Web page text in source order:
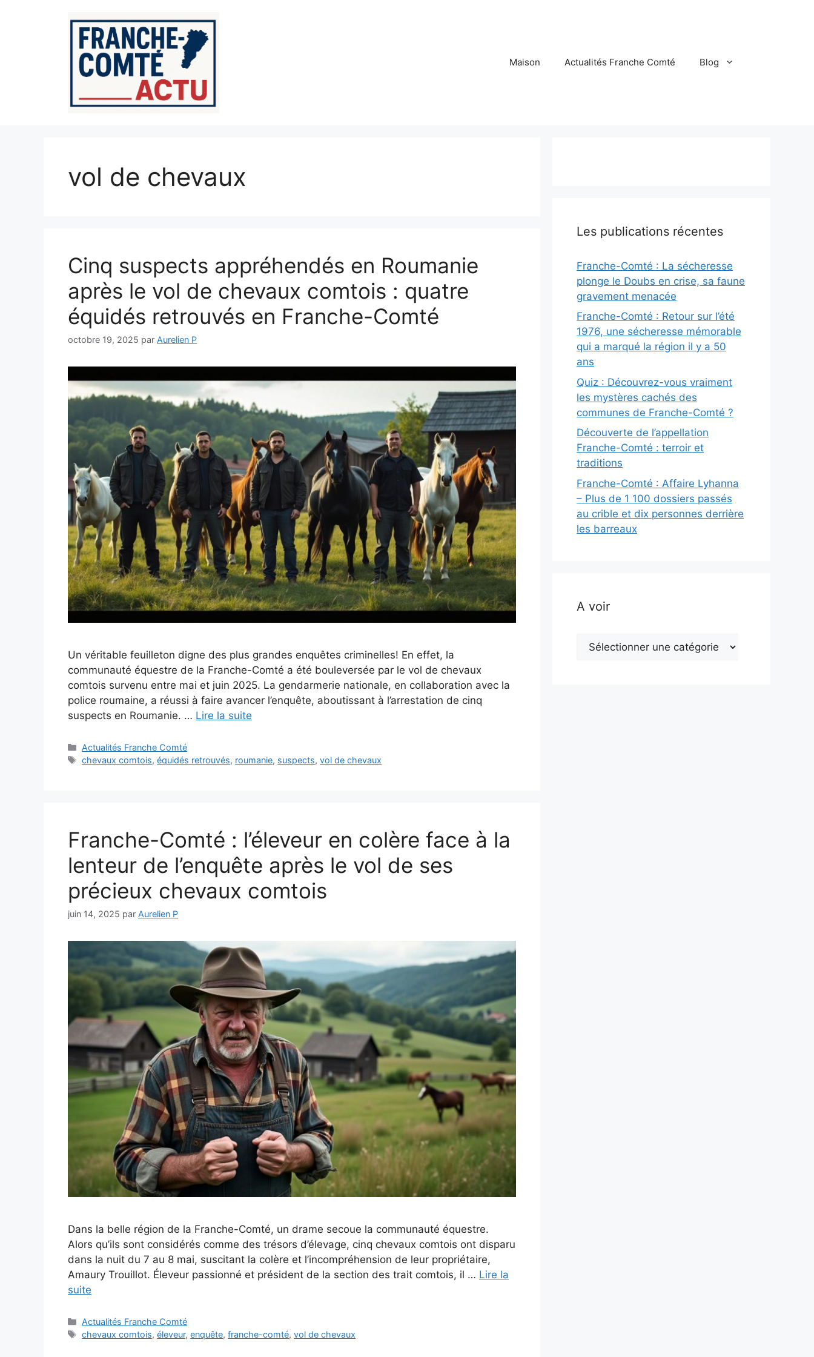
Maison Actualités Franche Comté Blog
vol de chevaux
Cinq suspects appréhendés en Roumanie
après le vol de chevaux comtois : quatre
équidés retrouvés en Franche-Comté
octobre 19, 2025 par Aurelien P
Un véritable feuilleton digne des plus grandes enquêtes criminelles! En effet, la
communauté équestre de la Franche-Comté a été bouleversée par le vol de chevaux
comtois survenu entre mai et juin 2025. La gendarmerie nationale, en collaboration avec la
police roumaine, a réussi à faire avancer l’enquête, aboutissant à l’arrestation de cinq
suspects en Roumanie. … Lire la suite
Catégories
Actualités Franche Comté
Étiquettes
chevaux comtois,équidés retrouvés, roumanie, suspects,vol de chevaux
Franche-Comté : l’éleveur en colère face à la
lenteur de l’enquête après le vol de ses
précieux chevaux comtois
juin 14, 2025 par Aurelien P
Dans la belle région de la Franche-Comté, un drame secoue la communauté équestre.
Alors qu’ils sont considérés comme des trésors d’élevage, cinq chevaux comtois ont disparu
dans la nuit du 7 au 8 mai, suscitant la colère et l’incompréhension de leur propriétaire,
Amaury Trouillot. Éleveur passionné et président de la section des trait comtois, il … Lire la
suite
Catégories
Actualités Franche Comté
Étiquettes
chevaux comtois,éleveur,enquête,franche-comté,vol de chevaux
Les publications récentes
Franche-Comté : La sécheresse
plonge le Doubs en crise, sa faune
gravement menacée
Franche-Comté : Retour sur l’été
1976, une sécheresse mémorable
qui a marqué la région il y a 50
ans
Quiz : Découvrez-vous vraiment
les mystères cachés des
communes de Franche-Comté ?
Découverte de l’appellation
Franche-Comté : terroir et
traditions
Franche-Comté : Affaire Lyhanna
– Plus de 1 100 dossiers passés
au crible et dix personnes derrière
les barreaux
A voir
voir